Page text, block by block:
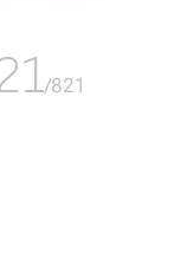
/821